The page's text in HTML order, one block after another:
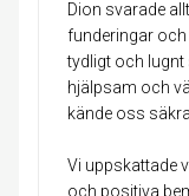
Dion svarade
funderingar och
tydligt och lugnt
hjälpsam och
kände oss
Vi uppskattade
och positiva